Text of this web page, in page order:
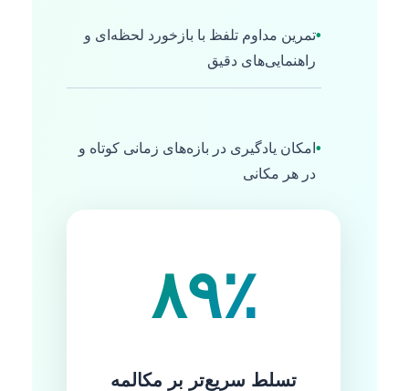
•تمرین مداوم تلفظ با بازخورد لحظه‌ای و
راهنمایی‌های دقیق
•امکان یادگیری در بازه‌های زمانی کوتاه و
در هر مکانی
۸۹٪
تسلط سریع‌تر بر مکالمه